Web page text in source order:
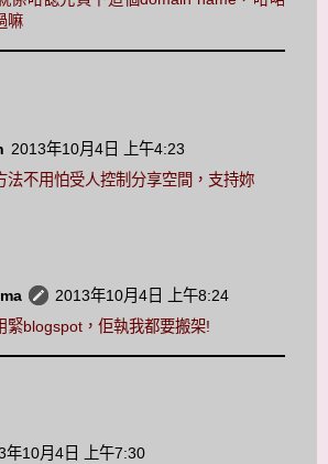
嘛
2013年10月4日 上午4:23
法不用怕受人控制分享空間，支持妳
2013年10月4日 上午8:24
緊blogspot，佢執我都要搬架!
年10月4日 上午7:30